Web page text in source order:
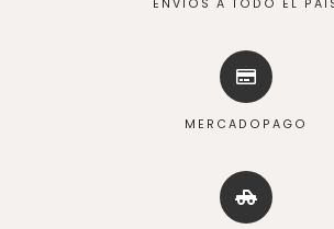
ENVÍOS A TODO EL
MERCADOPAGO